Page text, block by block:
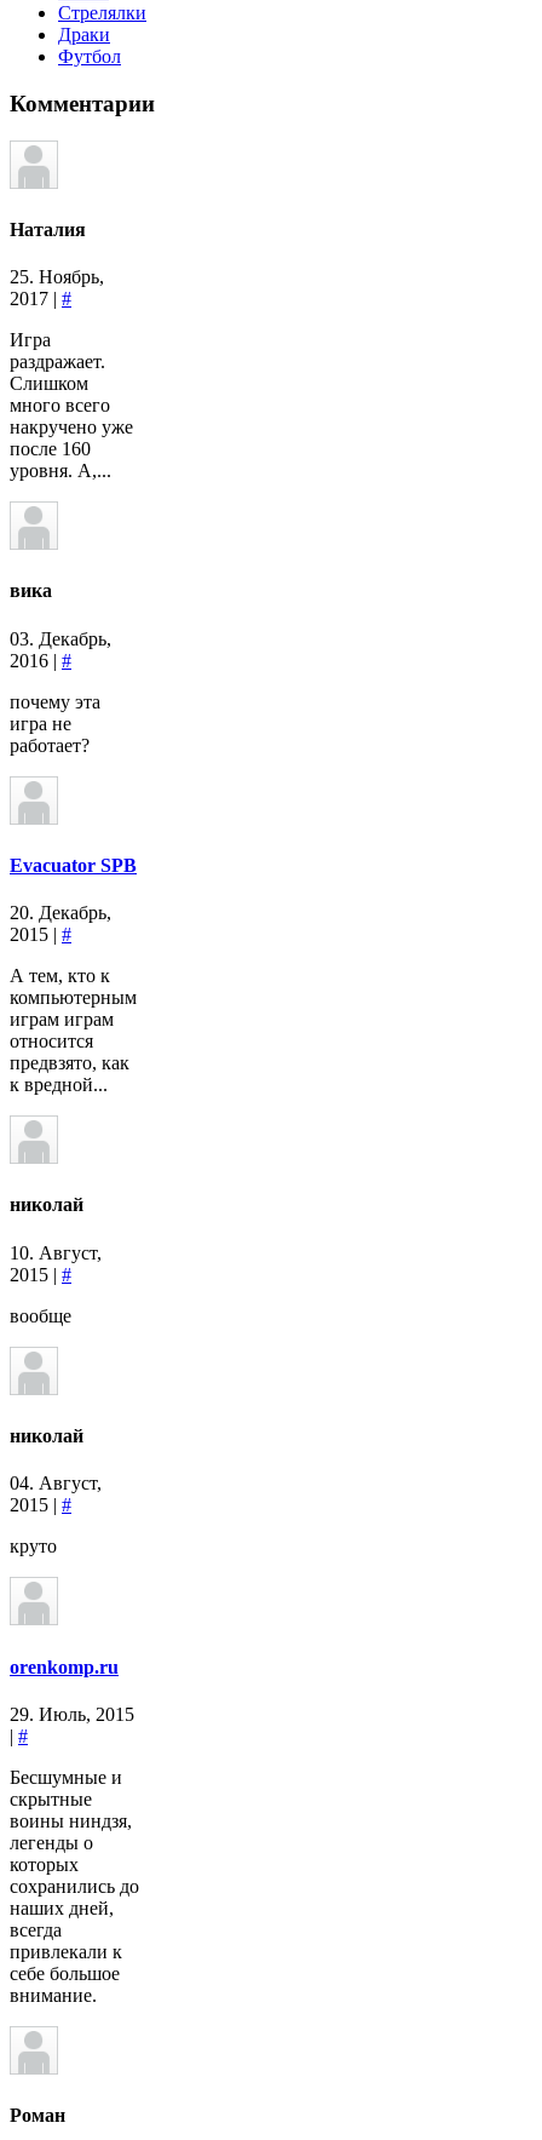
Стрелялки
Драки
Футбол
Комментарии
Наталия
25. Ноябрь,
2017 | #
Игра
раздражает.
Слишком
много всего
накручено уже
после 160
уровня. А,...
вика
03. Декабрь,
2016 | #
почему эта
игра не
работает?
Evacuator SPB
20. Декабрь,
2015 | #
А тем, кто к
компьютерным
играм играм
относится
предвзято, как
к вредной...
николай
10. Август,
2015 | #
вообще
николай
04. Август,
2015 | #
круто
orenkomp.ru
29. Июль, 2015
| #
Бесшумные и
скрытные
воины ниндзя,
легенды о
которых
сохранились до
наших дней,
всегда
привлекали к
себе большое
внимание.
Роман